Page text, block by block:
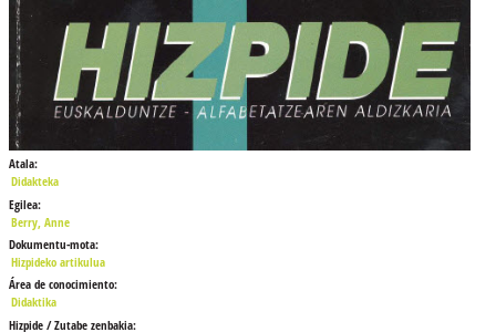
Atala:
Didakteka
Egilea:
Berry, Anne
Dokumentu-mota:
Hizpideko artikulua
Área de conocimiento:
Didaktika
Hizpide / Zutabe zenbakia: